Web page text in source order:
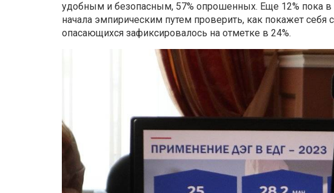
удобным и безопасным, 57% опрошенных. Еще 12% пока в
начала эмпирическим путем проверить, как покажет себя
опасающихся зафиксировалось на отметке в 24%.